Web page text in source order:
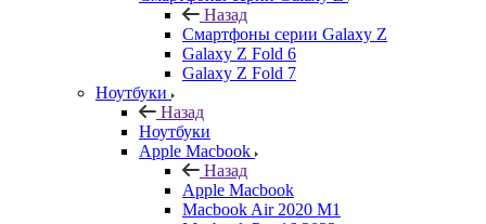
Назад
Смартфоны серии Galaxy Z
Galaxy Z Fold 6
Galaxy Z Fold 7
Ноутбуки
Назад
Ноутбуки
Apple Macbook
Назад
Apple Macbook
Macbook Air 2020 M1